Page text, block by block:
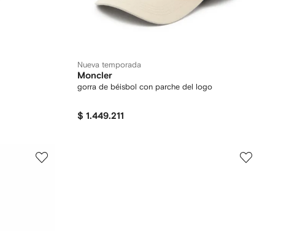
Nueva temporada
Moncler
gorra de béisbol con parche del logo
$ 1.449.211